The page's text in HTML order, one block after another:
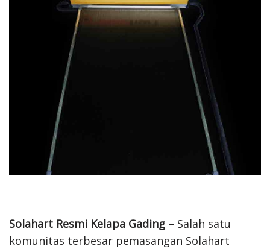
Solahart Resmi Kelapa Gading – Salah satu
komunitas terbesar pemasangan Solahart